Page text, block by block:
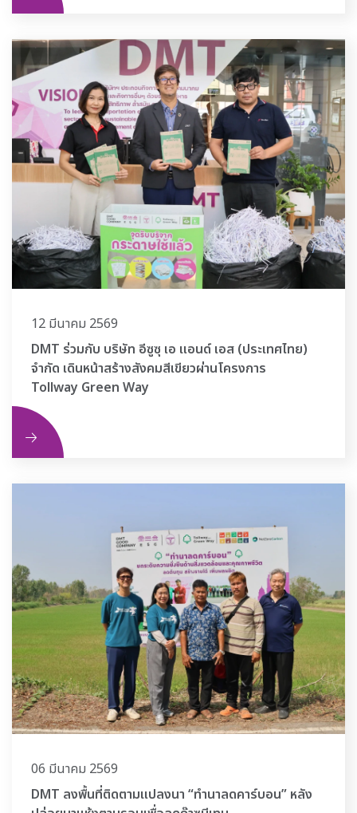
12 มีนาคม 2569
DMT ร่วมกับ บริษัท อีซูซุ เอ แอนด์ เอส (ประเทศไทย)
จำกัด เดินหน้าสร้างสังคมสีเขียวผ่านโครงการ
Tollway Green Way
06 มีนาคม 2569
DMT ลงพื้นที่ติดตามแปลงนา “ทำนาลดคาร์บอน” หลัง